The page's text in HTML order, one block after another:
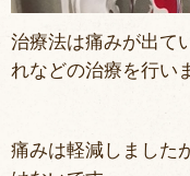
治療法は痛みが出て
れなどの治療を行い
痛みは軽減しました